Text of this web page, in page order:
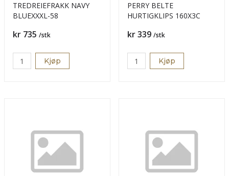
TREDREIEFRAKK NAVY
BLUEXXXL-58
Pris
kr 735 /stk
Kjøp
PERRY BELTE
HURTIGKLIPS 160X3C
Pris
kr 339 /stk
Kjøp